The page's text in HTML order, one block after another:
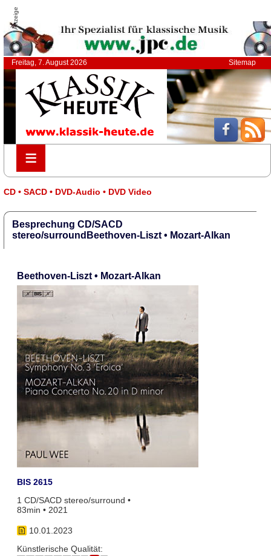
Anzeige
Freitag, 7. August 2026 Sitemap
≡
≡
CD • SACD • DVD-Audio • DVD Video
Besprechung CD/SACD
stereo/surroundBeethoven-Liszt • Mozart-Alkan
Beethoven-Liszt • Mozart-Alkan
BIS 2615
1 CD/SACD stereo/surround •
83min • 2021
10.01.2023
Künstlerische Qualität: